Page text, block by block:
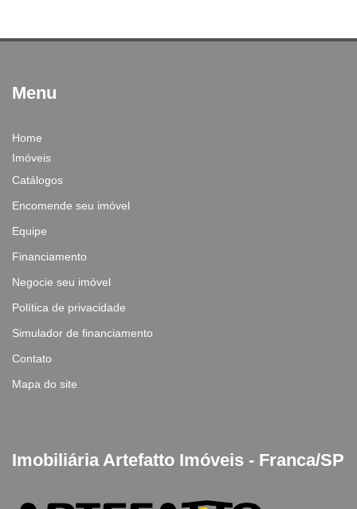
Menu
Home
Imóveis
Catálogos
Encomende seu imóvel
Equipe
Financiamento
Negocie seu imóvel
Política de privacidade
Simulador de financiamento
Contato
Mapa do site
Imobiliária Artefatto Imóveis - Franca/SP